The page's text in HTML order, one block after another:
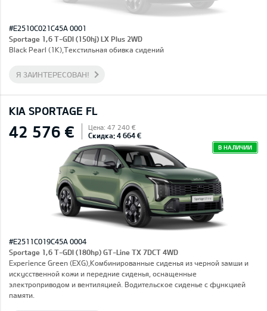
#E2510C021C45A 0001
Sportage 1,6 T-GDI (150hj) LX Plus 2WD
Black Pearl (1K),Текстильная обивка сидений
Я ЗАИНТЕРЕСОВАН!
KIA SPORTAGE FL
42 576 € Цена: 47 240 €
Скидка: 4 664 €
В НАЛИЧИИ
#E2511C019C45A 0004
Sportage 1,6 T-GDI (180hp) GT-Line TX 7DCT 4WD
Experience Green (EXG),Комбинированные сиденья из черной замши и
искусственной кожи и передние сиденья, оснащенные
электроприводом и вентиляцией. Водительское сиденье с функцией
памяти.